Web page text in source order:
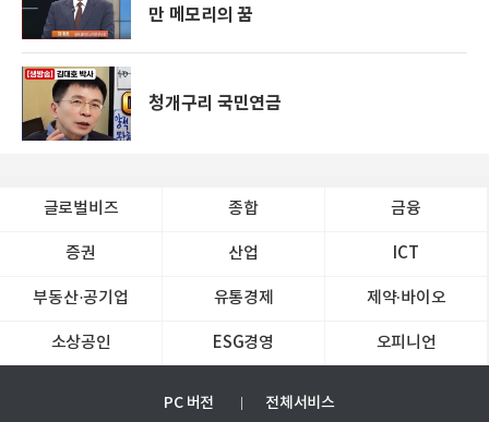
만 메모리의 꿈
청개구리 국민연금
글로벌비즈 종합 금융
증권 산업 ICT
부동산·공기업 유통경제 제약∙바이오
소상공인 ESG경영 오피니언
PC 버전 전체서비스